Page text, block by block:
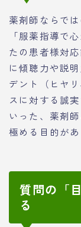
薬剤師ならで
「服薬指導で
たの患者様対
に傾聴力や説
デント（ヒヤ
スに対する誠
いった、薬剤
極める目的があ
質問の「
る